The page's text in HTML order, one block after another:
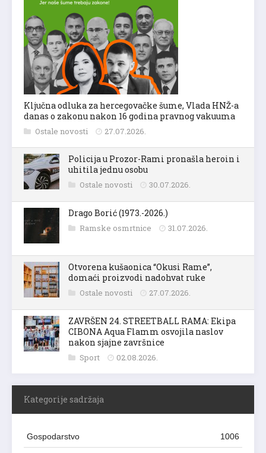
Ključna odluka za hercegovačke šume, Vlada HNŽ-a
danas o zakonu nakon 16 godina pravnog vakuuma
Ostale novosti 27.07.2026.
Policija u Prozor-Rami pronašla heroin i
uhitila jednu osobu
Ostale novosti 30.07.2026.
Drago Borić (1973.-2026.)
Ramske osmrtnice 31.07.2026.
Otvorena kušaonica “Okusi Rame”,
domaći proizvodi nadohvat ruke
Ostale novosti 27.07.2026.
ZAVRŠEN 24. STREETBALL RAMA: Ekipa
CIBONA Aqua Flamm osvojila naslov
nakon sjajne završnice
Sport 02.08.2026.
Kategorije sadržaja
Gospodarstvo 1006